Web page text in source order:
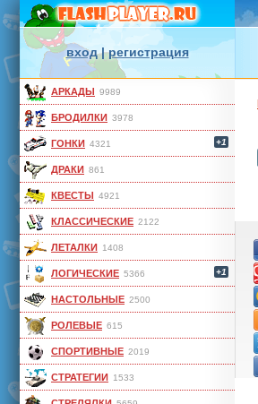
вход|регистрация
АРКАДЫ 9989
БРОДИЛКИ 3978
ГОНКИ 4321 +1
ДРАКИ 861
КВЕСТЫ 4921
КЛАССИЧЕСКИЕ 2122
ЛЕТАЛКИ 1408
ЛОГИЧЕСКИЕ 5366 +1
НАСТОЛЬНЫЕ 2500
РОЛЕВЫЕ 615
СПОРТИВНЫЕ 2019
СТРАТЕГИИ 1533